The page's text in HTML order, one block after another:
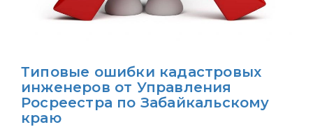
Типовые ошибки кадастровых
инженеров от Управления
Росреестра по Забайкальскому
краю